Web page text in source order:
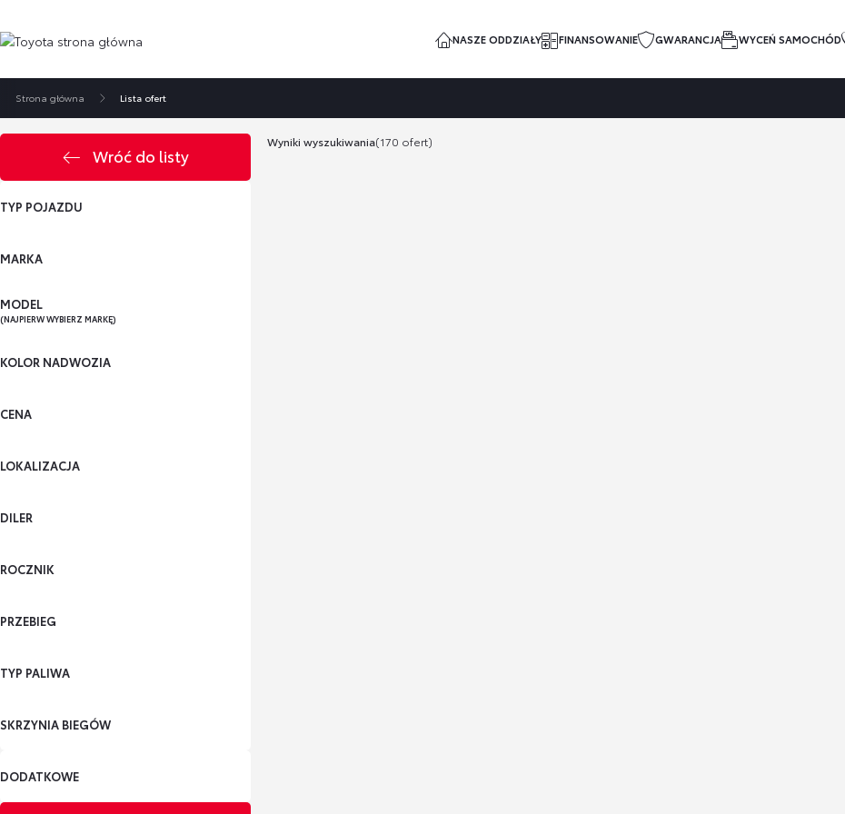
NASZE ODDZIAŁY FINANSOWANIE GWARANCJA WYCEŃ SAMOCHÓD
Strona główna Lista ofert
Wróć do listy
TYP POJAZDU
MARKA
MODEL
(NAJPIERW WYBIERZ MARKĘ)
KOLOR NADWOZIA
CENA
LOKALIZACJA
DILER
ROCZNIK
PRZEBIEG
TYP PALIWA
SKRZYNIA BIEGÓW
DODATKOWE
Wyniki wyszukiwania(170 ofert)